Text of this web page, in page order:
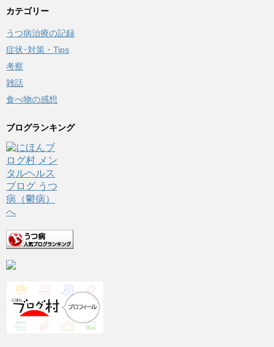
カテゴリー
うつ病治療の記録
症状･対策・Tips
考察
雑話
食べ物の感想
ブログランキング